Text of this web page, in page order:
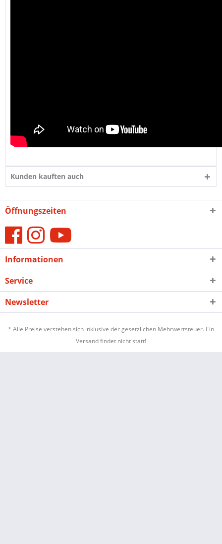
Kunden kauften auch
Öffnungszeiten
Informationen
Service
Newsletter
* Alle Preise verstehen sich inklusive der gesetzlichen Mehrwertsteuer. Ein
Versand findet nicht statt!